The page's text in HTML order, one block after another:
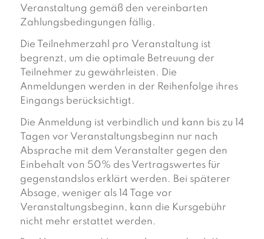
Veranstaltung gemäß den vereinbarten
Zahlungsbedingungen fällig.
Die Teilnehmerzahl pro Veranstaltung ist
begrenzt, um die optimale Betreuung der
Teilnehmer zu gewährleisten. Die
Anmeldungen werden in der Reihenfolge ihres
Eingangs berücksichtigt.
Die Anmeldung ist verbindlich und kann bis zu 14
Tagen vor Veranstaltungsbeginn nur nach
Absprache mit dem Veranstalter gegen den
Einbehalt von 50% des Vertragswertes für
gegenstandslos erklärt werden. Bei späterer
Absage, weniger als 14 Tage vor
Veranstaltungsbeginn, kann die Kursgebühr
nicht mehr erstattet werden.